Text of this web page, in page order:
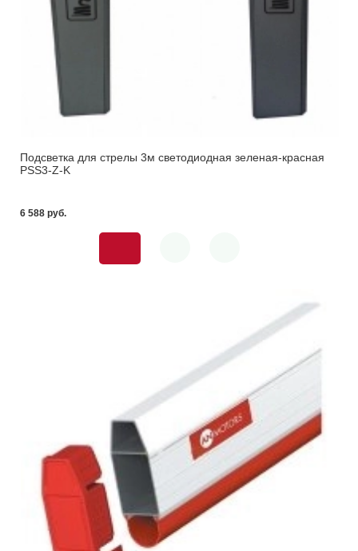
Подсветка для стрелы 3м светодиодная зеленая-красная
PSS3-Z-K
6 588 pуб.